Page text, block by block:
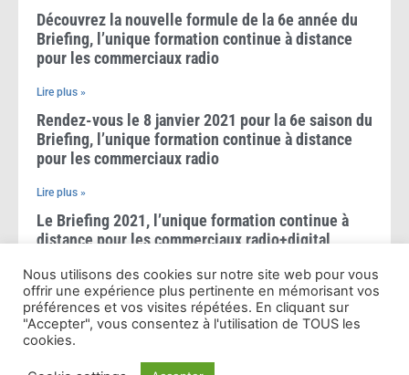
Découvrez la nouvelle formule de la 6e année du
Briefing, l’unique formation continue à distance
pour les commerciaux radio
Lire plus »
Rendez-vous le 8 janvier 2021 pour la 6e saison du
Briefing, l’unique formation continue à distance
pour les commerciaux radio
Lire plus »
Le Briefing 2021, l’unique formation continue à
distance pour les commerciaux radio+digital
Lire plus »
Le Briefing 2020, l’unique formation à distance
pour les commerciaux radio+digital
Nous utilisons des cookies sur notre site web pour vous
offrir une expérience plus pertinente en mémorisant vos
préférences et vos visites répétées. En cliquant sur
"Accepter", vous consentez à l'utilisation de TOUS les
cookies.